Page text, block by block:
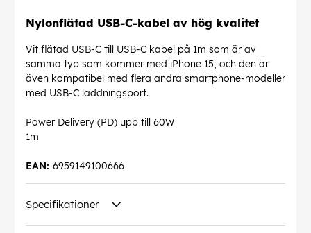
Nylonflätad USB-C-kabel av hög kvalitet
Vit flätad USB-C till USB-C kabel på 1m som är av
samma typ som kommer med iPhone 15, och den är
även kompatibel med flera andra smartphone-modeller
med USB-C laddningsport.
Power Delivery (PD) upp till 60W
1m
6959149100666
EAN:
Specifikationer